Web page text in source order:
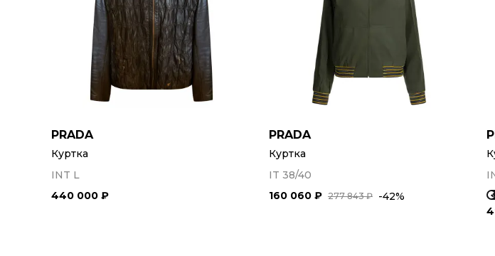
PRADA
Куртка
INT L
440 000 ₽
PRADA
Куртка
IT 38/40
277 843 ₽
160 060 ₽ -42%